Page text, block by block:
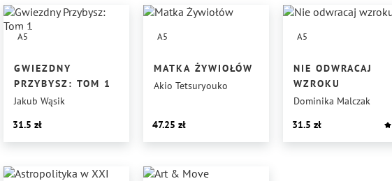
A5
GWIEZDNY
PRZYBYSZ: TOM 1
Jakub Wąsik
31.5
A5
MATKA ŻYWIOŁÓW
Akio Tetsuryouko
47.25
A5
NIE ODWRACAJ
WZROKU
Dominika Malczak
31.5